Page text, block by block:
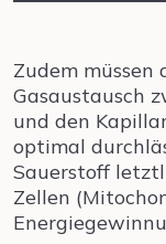
Zudem
Gasaustausch
und den
optimal
Sauerstoff
Zellen